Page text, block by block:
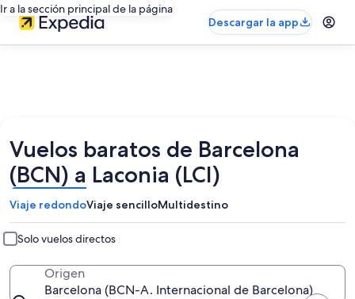
Ir a la sección principal de la página
Descargar la app
Vuelos baratos de Barcelona
(BCN) a Laconia (LCI)
Viaje redondoViaje sencilloMultidestino
Solo vuelos directos
Origen
Barcelona (BCN-A. Internacional de Barcelona)